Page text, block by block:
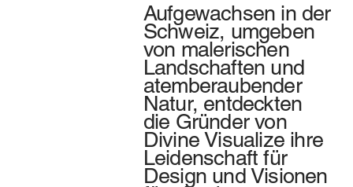
Aufgewachsen in der
Schweiz, umgeben
von malerischen
Landschaften und
atemberaubender
Natur, entdeckten
die Gründer von
Divine Visualize ihre
Leidenschaft für
Design und Visionen